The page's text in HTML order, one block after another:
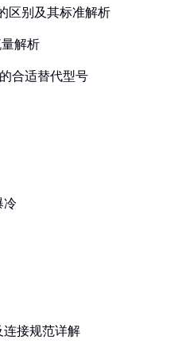
区别及其标准解析
解析
合适替代型号
冷
连接规范详解